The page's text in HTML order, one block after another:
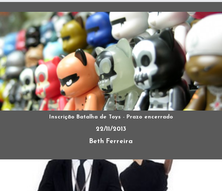
Inscrição Batalha de Toys - Prazo encerrado
22/11/2013
Beth Ferreira